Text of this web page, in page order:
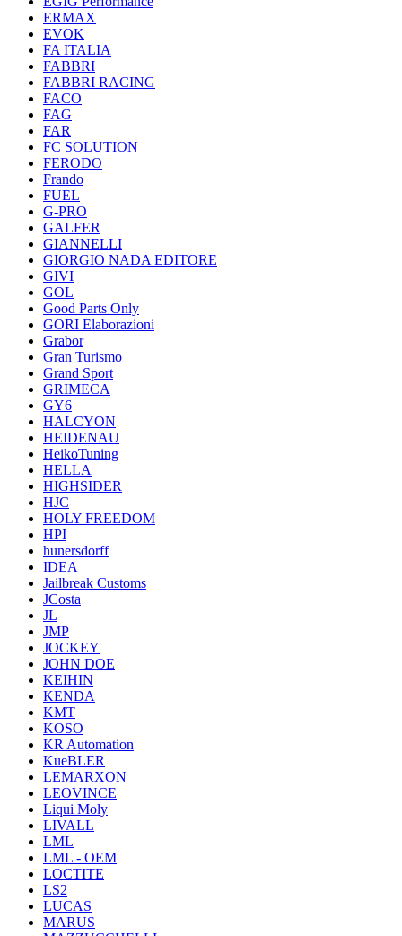
ERMAX
EVOK
FA ITALIA
FABBRI
FABBRI RACING
FACO
FAG
FAR
FC SOLUTION
FERODO
Frando
FUEL
G-PRO
GALFER
GIANNELLI
GIORGIO NADA EDITORE
GIVI
GOL
Good Parts Only
GORI Elaborazioni
Grabor
Gran Turismo
Grand Sport
GRIMECA
GY6
HALCYON
HEIDENAU
HeikoTuning
HELLA
HIGHSIDER
HJC
HOLY FREEDOM
HPI
hunersdorff
IDEA
Jailbreak Customs
JCosta
JL
JMP
JOCKEY
JOHN DOE
KEIHIN
KENDA
KMT
KOSO
KR Automation
KueBLER
LEMARXON
LEOVINCE
Liqui Moly
LIVALL
LML
LML - OEM
LOCTITE
LS2
LUCAS
MARUS